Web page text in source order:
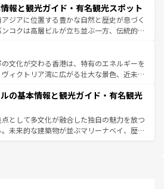
わってみてほしい。 なお、新着の韓国情報はコンテンツ一
ほしい。
に伝統が息づく。ハノイの古い町並みやホ
ランス統治時代の建物も、独特の雰囲気を
。また、バラエティの豊かさとおいしさで
バインミー、ベトナムコーヒーなどは、ぜ
たい。どの地域を訪れてもあたたかい人々
てくれるので、きっと忘れられない旅にな
い。
報と観光ガイド・有名観光スポット
ジアに位置する豊かな自然と歴史が息づく
コクは高層ビルが立ち並ぶ一方、伝統的な
ている。北部ではチェンマイなどの山岳地
合い、南部ではプーケットやクラビの美し
ート気分を楽しむことができる。タイ料理
一年中温暖で、どの季節にも異なる楽しみ
親しみやすいタイの人々、仏教を中心とし
多様な観光資源が、訪れる旅人を魅了し続
お、新着のタイ情報はコンテンツ一覧を参照して
文化が交わる香港は、特有のエネルギーを
ィクトリア湾に広がる壮大な景色、近未来
ても感動するはず。観光スポットが密集し
く見どころを回れるのも魅力。息をのむよ
化的な体験まで、香港を存分に楽しみ尽く
お、新着の香港情報はコンテンツ一覧を参照して
の基本情報と観光ガイド・有名観光
として多文化が融合した独自の魅力を放つ
未来的な建築物が並ぶマリーナベイ、歴史